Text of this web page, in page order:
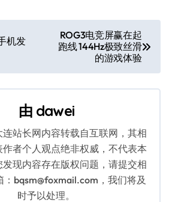
机发
ROG3电竞屏赢在起
跑线 144Hz极致丝滑
的游戏体验
由 dawei
连站长网内容转载自互联网，其相
作者个人观点绝非权威，不代表本
现内容存在版权问题，请提交相
：bqsm@foxmail.com，我们将及
时予以处理。